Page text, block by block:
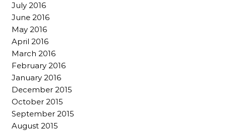
July 2016
June 2016
May 2016
April 2016
March 2016
February 2016
January 2016
December 2015
October 2015
September 2015
August 2015